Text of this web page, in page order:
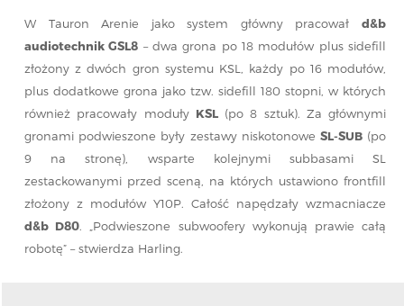
W Tauron Arenie jako system główny pracował d&b
audiotechnik GSL8 – dwa grona po 18 modułów plus sidefill
złożony z dwóch gron systemu KSL, każdy po 16 modułów,
plus dodatkowe grona jako tzw. sidefill 180 stopni, w których
również pracowały moduły KSL(po 8 sztuk). Za głównymi
gronami podwieszone były zestawy niskotonowe SL-SUB(po
9 na stronę), wsparte kolejnymi subbasami SL
zestackowanymi przed sceną, na których ustawiono frontfill
złożony z modułów Y10P. Całość napędzały wzmacniacze
d&b D80. „Podwieszone subwoofery wykonują prawie całą
robotę” – stwierdza Harling.